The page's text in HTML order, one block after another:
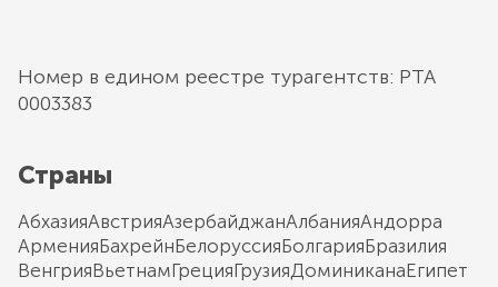
Номер в едином реестре турагентств: РТА
0003383
Страны
АбхазияАвстрияАзербайджанАлбанияАндорра
АрменияБахрейнБелоруссияБолгарияБразилия
ВенгрияВьетнамГрецияГрузияДоминиканаЕгипет